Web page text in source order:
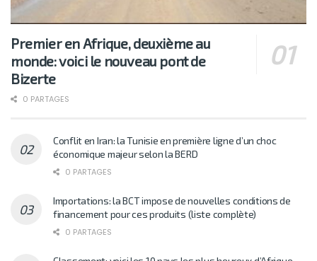
Premier en Afrique, deuxième au
monde: voici le nouveau pont de
Bizerte
0 PARTAGES
Conflit en Iran: la Tunisie en première ligne d’un choc
économique majeur selon la BERD
0 PARTAGES
Importations: la BCT impose de nouvelles conditions de
financement pour ces produits (liste complète)
0 PARTAGES